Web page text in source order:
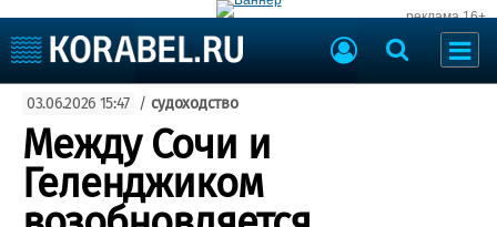
реклама 16+
Судоходство
Судоремонт
События
Пресс-релизы
Порты
Рыболовство
03.06.2026 15:47 / судоходство
Между Сочи и
Геленджиком